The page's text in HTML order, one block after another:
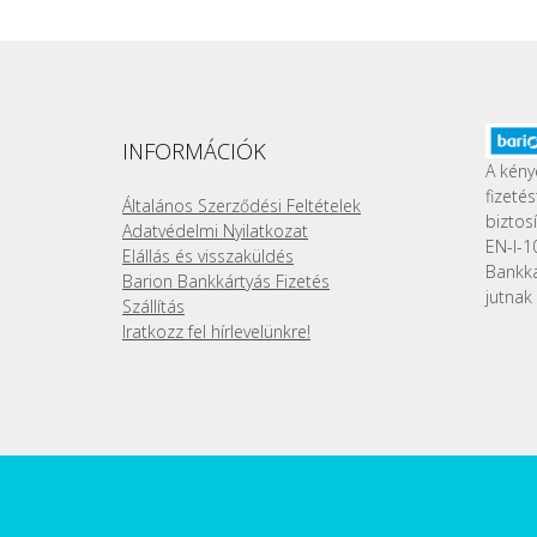
INFORMÁCIÓK
Általános Szerződési Feltételek
Adatvédelmi Nyilatkozat
Elállás és visszaküldés
Barion Bankkártyás Fizetés
Szállítás
Iratkozz fel hírlevelünkre!
A
EN-I-
jutnak